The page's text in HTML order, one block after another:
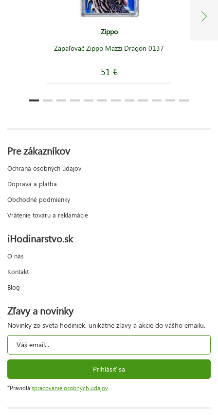
Zippo
Zapaľovač Zippo Mazzi Dragon 0137
51 €
Pre zákazníkov
Ochrana osobných údajov
Doprava a platba
Obchodné podmienky
Vrátenie tovaru a reklamácie
iHodinarstvo.sk
O nás
Kontakt
Blog
Zľavy a novinky
Novinky zo sveta hodiniek, unikátne zľavy a akcie do vášho emailu.
Prihlásiť sa
*Pravidlá spracovanie osobných údajov